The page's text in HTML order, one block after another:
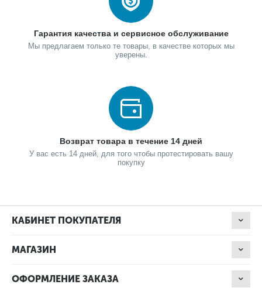
Гарантия качества и сервисное обслуживание
Мы предлагаем только те товары, в качестве которых мы
уверены.
Возврат товара в течение 14 дней
У вас есть 14 дней, для того чтобы протестировать вашу
покупку
КАБИНЕТ ПОКУПАТЕЛЯ
МАГАЗИН
ОФОРМЛЕНИЕ ЗАКАЗА